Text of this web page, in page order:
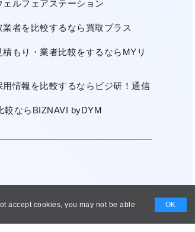
accept cookies, you may not be able
OK
ルフェアステーション
業者を比較するなら買取プラス
積もり・業者比較をするならMYリ
用情報を比較するならビジ研！通信
較ならBIZNAVI byDYM